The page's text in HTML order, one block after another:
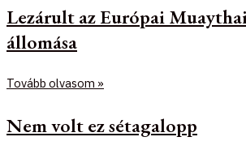
Lezárult az Európai
állomása
Tovább olvasom »
Nem volt ez sétagalopp